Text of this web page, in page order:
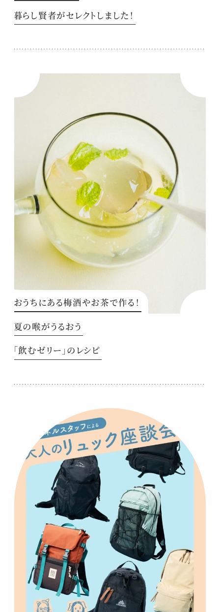
暮らし賢者がセレクトしました！
おうちにある梅酒やお茶で作る！
夏の喉がうるおう
「飲むゼリー」のレシピ